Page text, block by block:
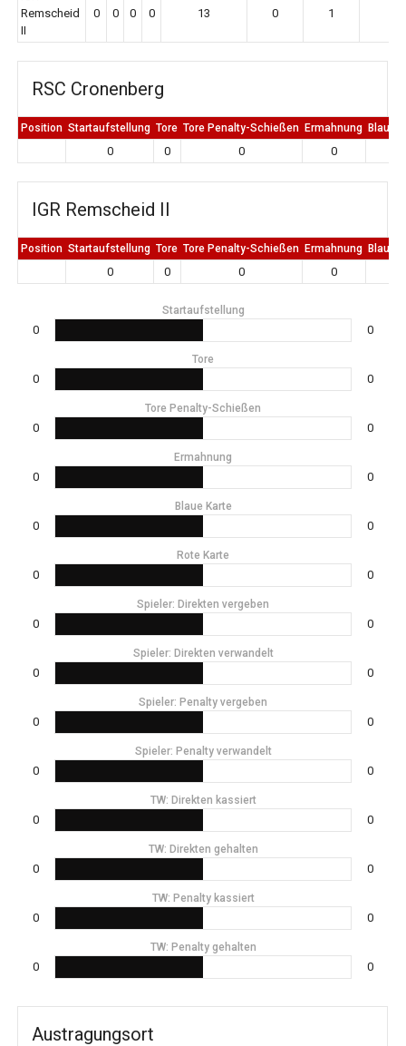
Remscheid
II
0 0 0 0 13 0 1
RSC Cronenberg
Position Startaufstellung Tore Tore Penalty-Schießen Ermahnung Blaue
0 0 0 0
IGR Remscheid II
Position Startaufstellung Tore Tore Penalty-Schießen Ermahnung Blaue
0 0 0 0
Startaufstellung
0 0
Tore
0 0
Tore Penalty-Schießen
0 0
Ermahnung
0 0
Blaue Karte
0 0
Rote Karte
0 0
Spieler: Direkten vergeben
0 0
Spieler: Direkten verwandelt
0 0
Spieler: Penalty vergeben
0 0
Spieler: Penalty verwandelt
0 0
TW: Direkten kassiert
0 0
TW: Direkten gehalten
0 0
TW: Penalty kassiert
0 0
TW: Penalty gehalten
0 0
Austragungsort